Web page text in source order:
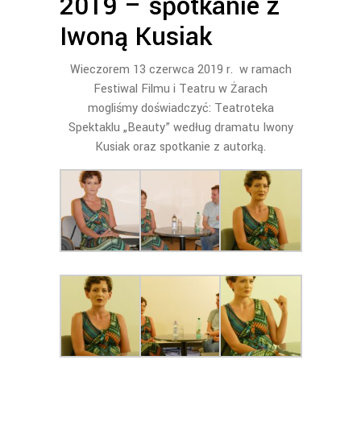
Iwoną Kusiak
Wieczorem 13 czerwca 2019 r. w ramach
Festiwal Filmu i Teatru w Żarach
mogliśmy doświadczyć: Teatroteka
Spektaklu „Beauty” według dramatu Iwony
Kusiak oraz spotkanie z autorką.